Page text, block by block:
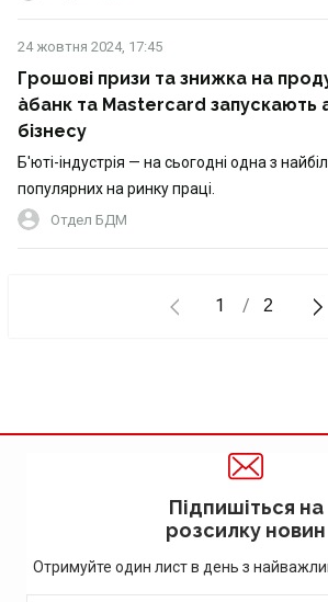
24 жовтня 2024, 17:45
Грошові призи та знижка на
àбанк та Mastercard запускають
бізнесу
Б'юті-індустрія — на сьогодні одна з
популярних на ринку праці.
Отдел БДМ
1 2
Підпишіться на
розсилку новин
Отримуйте один лист в день з